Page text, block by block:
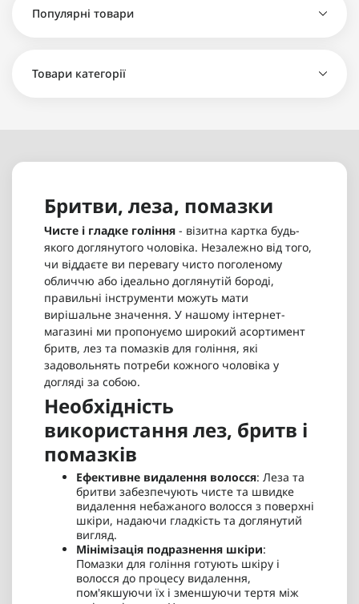
Небезпечна бритва The bluebeards Revenge під
половинку лез - 820 грн
Популярні товари
Небезпечна бритва The bluebeards Revenge під
225 грн
285 грн
Чоловіча бритва Morgan's Mens Gentle Shaver - 1
685 грн
Товари категорії
Бритви, леза, помазки
Чисте і гладке гоління - візитна картка будь-
якого доглянутого чоловіка. Незалежно від того,
чи віддаєте ви перевагу чисто поголеному
обличчю або ідеально доглянутій бороді,
правильні інструменти можуть мати
вирішальне значення. У нашому інтернет-
магазині ми пропонуємо широкий асортимент
бритв, лез та помазків для гоління, які
задовольнять потреби кожного чоловіка у
догляді за собою.
Необхідність
використання лез, бритв і
помазків
Ефективне видалення волосся: Леза та
бритви забезпечують чисте та швидке
видалення небажаного волосся з поверхні
шкіри, надаючи гладкість та доглянутий
вигляд.
Мінімізація подразнення шкіри:
Помазки для гоління готують шкіру і
волосся до процесу видалення,
пом'якшуючи їх і зменшуючи тертя між